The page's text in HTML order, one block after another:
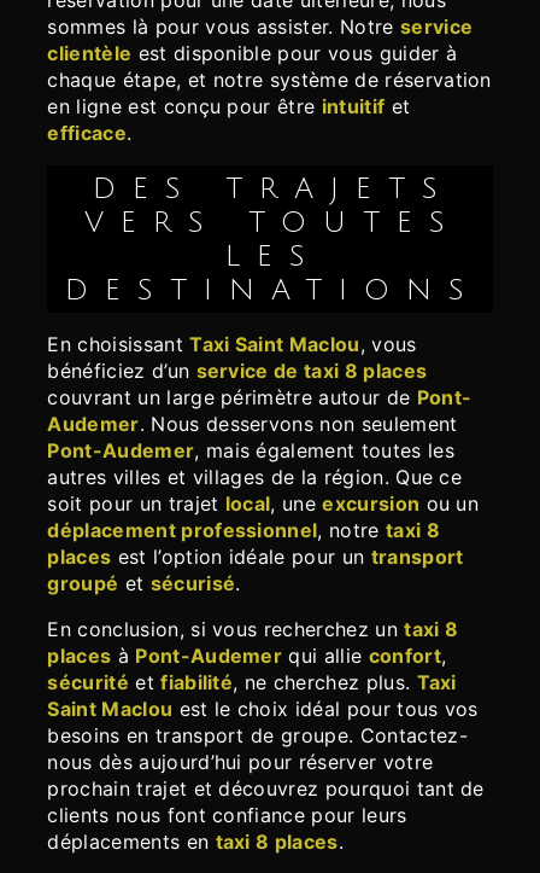
sommes là pour vous assister. Notre service
clientèle est disponible pour vous guider à
chaque étape, et notre système de réservation
en ligne est conçu pour être intuitif et
efficace.
DES TRAJETS
VERS TOUTES
LES
DESTINATIONS
En choisissantTaxi Saint Maclou, vous
bénéficiez d’un service de taxi 8 places
couvrant un large périmètre autour de Pont-
Audemer. Nous desservons non seulement
Pont-Audemer, mais également toutes les
autres villes et villages de la région. Que ce
soit pour un trajet local, uneexcursion ou un
déplacement professionnel, notre taxi 8
places est l’option idéale pour un transport
groupé et sécurisé.
En conclusion, si vous recherchez untaxi 8
places à Pont-Audemer qui allie confort,
sécurité etfiabilité, ne cherchez plus. Taxi
Saint Maclou est le choix idéal pour tous vos
besoins en transport de groupe. Contactez-
nous dès aujourd’hui pour réserver votre
prochain trajet et découvrez pourquoi tant de
clients nous font confiance pour leurs
déplacements en taxi 8 places.